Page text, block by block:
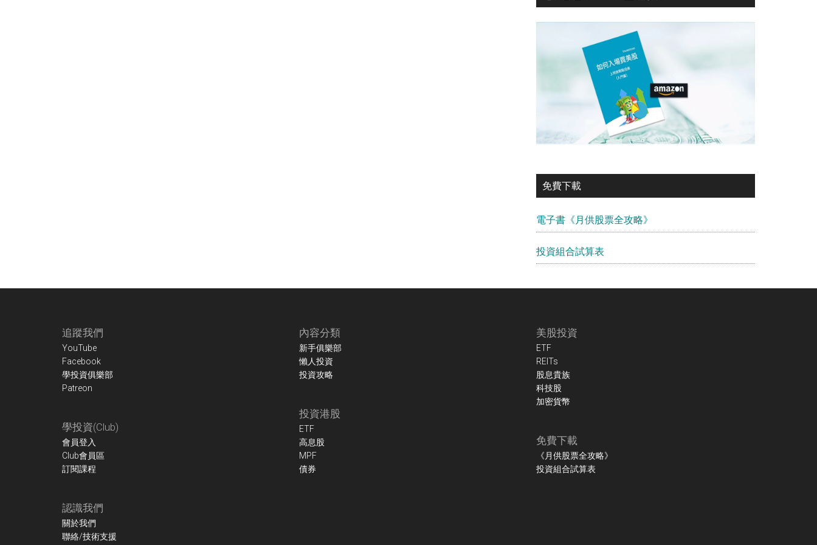
免費下載
電子書《月供股票全攻略》
投資組合試算表
追蹤我們
YouTube
Facebook
學投資俱樂部
Patreon
學投資(Club)
會員登入
Club會員區
訂閱課程
認識我們
關於我們
聯絡/技術支援
內容分類
新手俱樂部
懶人投資
投資攻略
投資港股
ETF
高息股
MPF
債券
美股投資
ETF
REITs
股息貴族
科技股
加密貨幣
免費下載
《月供股票全攻略》
投資組合試算表